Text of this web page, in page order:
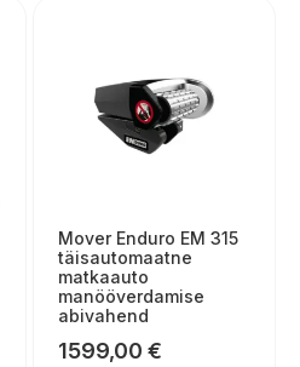
Mover Enduro EM 315
täisautomaatne
matkaauto
manööverdamise
abivahend
1599,00 €